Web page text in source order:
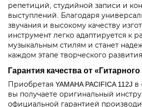
репетиций, студийной записи и
выступлений. Благодаря
звучания и высокому качеству
инструмент легко адаптируется к
музыкальным стилям и станет
каждом этапе творческого развития.
Гарантия качества от
Приобретая YAMAHA PACIFICA 112J
вы получаете оригинальный
официальной гарантией